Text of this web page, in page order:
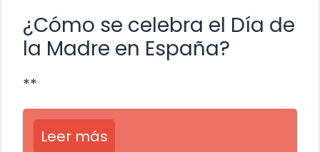
¿Cómo se celebra el Día de
la Madre en España?
**
Leer más